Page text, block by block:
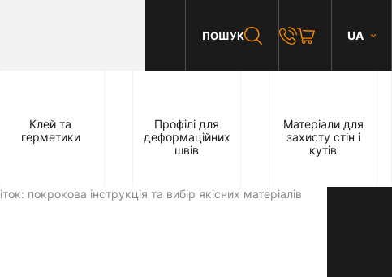
ПОШУК UA
Клей та
герметики
Профілі для
деформаційних
швів
Матеріали для
захисту стін і
кутів